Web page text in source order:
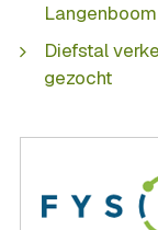
Diefstal
gezocht